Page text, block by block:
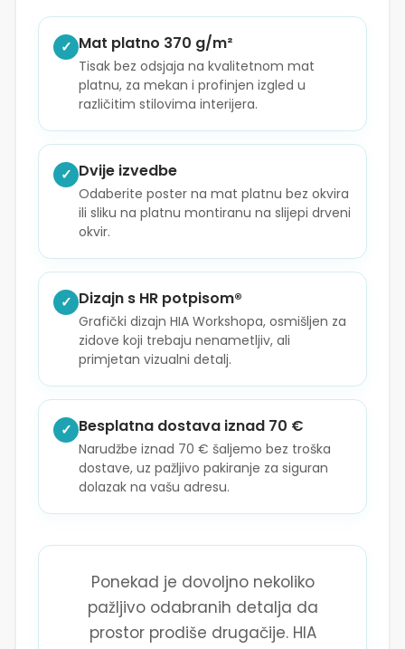
✓ Mat platno 370 g/m²
Tisak bez odsjaja na kvalitetnom mat
platnu, za mekan i profinjen izgled u
različitim stilovima interijera.
✓ Dvije izvedbe
Odaberite poster na mat platnu bez okvira
ili sliku na platnu montiranu na slijepi drveni
okvir.
✓ Dizajn s HR potpisom®
Grafički dizajn HIA Workshopa, osmišljen za
zidove koji trebaju nenametljiv, ali
primjetan vizualni detalj.
✓ Besplatna dostava iznad 70 €
Narudžbe iznad 70 € šaljemo bez troška
dostave, uz pažljivo pakiranje za siguran
dolazak na vašu adresu.
Ponekad je dovoljno nekoliko
pažljivo odabranih detalja da
prostor prodiše drugačije. HIA